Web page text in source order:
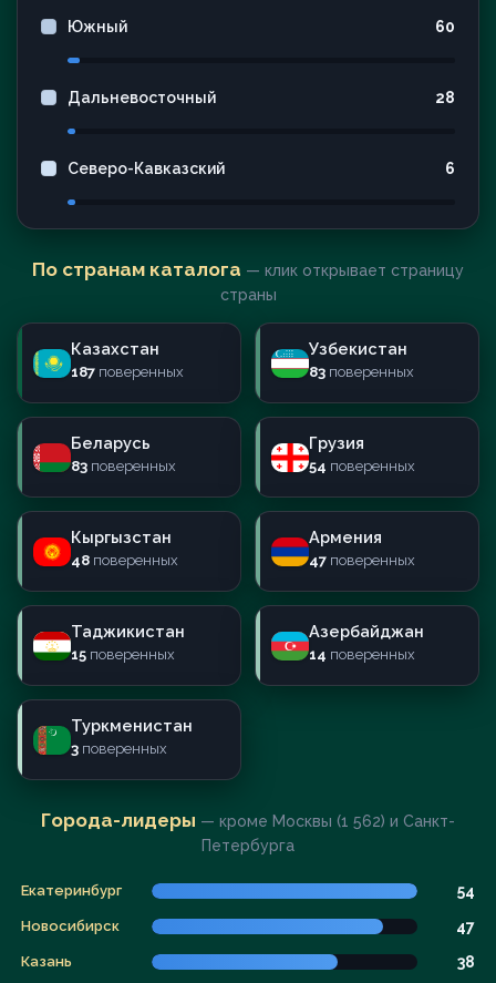
Южный 60
Дальневосточный 28
Северо-Кавказский 6
По странам каталога — клик открывает страницу
страны
Казахстан
187 поверенных
Узбекистан
83 поверенных
Беларусь
83 поверенных
Грузия
54 поверенных
Кыргызстан
48 поверенных
Армения
47 поверенных
Таджикистан
15 поверенных
Азербайджан
14 поверенных
Туркменистан
3 поверенных
Города-лидеры — кроме Москвы (1 562) и Санкт-
Петербурга
Екатеринбург 54
Новосибирск 47
Казань 38